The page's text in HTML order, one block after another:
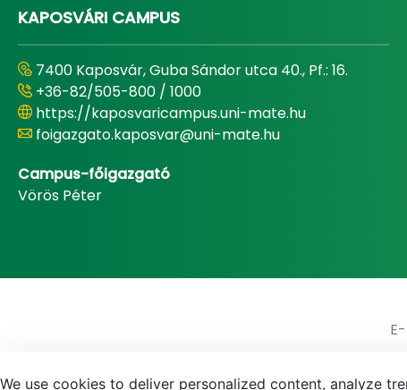
KAPOSVÁRI CAMPUS
7400 Kaposvár, Guba Sándor utca 40., Pf.: 16.
+36-82/505-800 / 1000
https://kaposvaricampus.uni-mate.hu
foigazgato.kaposvar@uni-mate.hu
Campus-főigazgató
Vörös Péter
We use cookies to deliver personalized content, analyze